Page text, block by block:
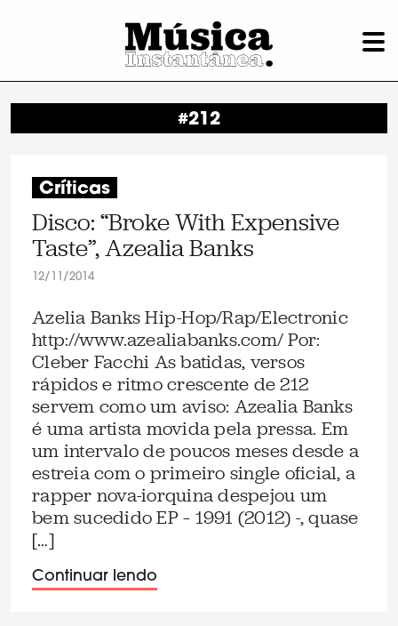
#212
Críticas
Disco: “Broke With Expensive
Taste”, Azealia Banks
12/11/2014
Azelia Banks Hip-Hop/Rap/Electronic
http://www.azealiabanks.com/ Por:
Cleber Facchi As batidas, versos
rápidos e ritmo crescente de 212
servem como um aviso: Azealia Banks
é uma artista movida pela pressa. Em
um intervalo de poucos meses desde a
estreia com o primeiro single oficial, a
rapper nova-iorquina despejou um
bem sucedido EP – 1991 (2012) -, quase
[…]
Continuar lendo